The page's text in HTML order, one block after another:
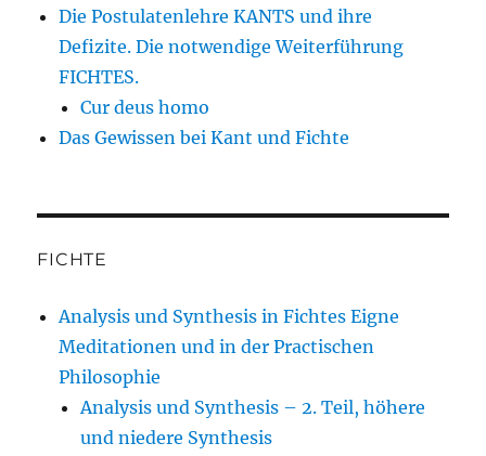
Die Postulatenlehre KANTS und ihre
Defizite. Die notwendige Weiterführung
FICHTES.
Cur deus homo
Das Gewissen bei Kant und Fichte
FICHTE
Analysis und Synthesis in Fichtes Eigne
Meditationen und in der Practischen
Philosophie
Analysis und Synthesis – 2. Teil, höhere
und niedere Synthesis